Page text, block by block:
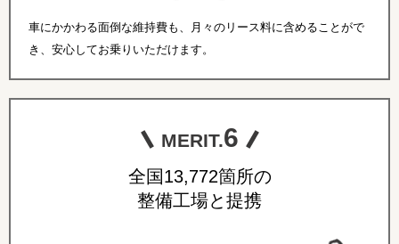
車にかかわる面倒な維持費も、月々のリース料に含めることがで
き、安心してお乗りいただけます。
MERIT.6
全国13,772箇所の
整備工場と提携